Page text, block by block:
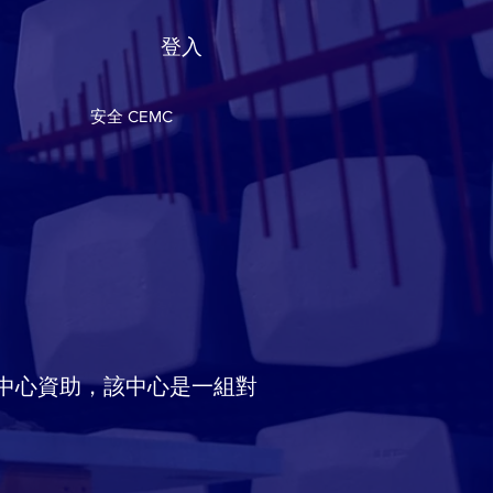
登入
安全 CEMC
心資助，該中心是一組對